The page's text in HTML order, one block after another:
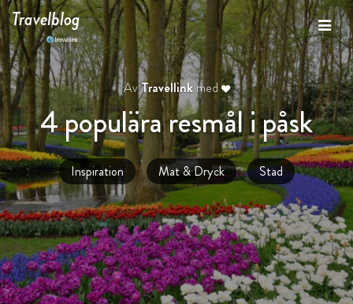
Travelblog
AvTravellinkmed
4 populära resmål i påsk
Inspiration Mat & Dryck Stad